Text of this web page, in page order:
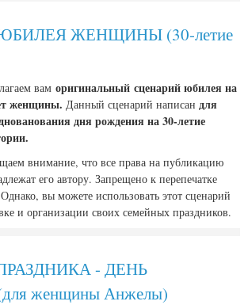
ЖЕНЩИНЫ (30-летие
вам оригинальный сценарий юбилея на
женщины. Данный сценарий написан для
дня рождения на 30-летие
внимание, что все права на публикацию
его автору. Запрещено к перепечатке
вы можете использовать этот сценарий
и организации своих семейных праздников.
- ДЕНЬ
женщины Анжелы)